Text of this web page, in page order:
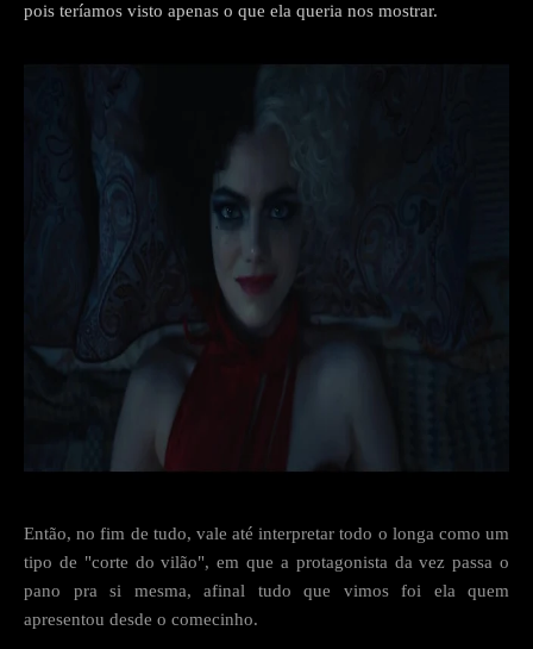
pois teríamos visto apenas o que ela queria nos mostrar.
Então, no fim de tudo, vale até interpretar todo o longa como um
tipo de "corte do vilão", em que a protagonista da vez passa o
pano pra si mesma, afinal tudo que vimos foi ela quem
apresentou desde o comecinho.